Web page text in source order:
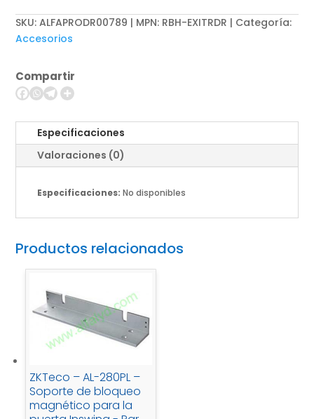
EXITRDR
-
Exit
INT-
UNC
SKU:ALFAPRODR00789 | MPN: RBH-EXITRDR
Categoría:
Accesorios
Compartir
Especificaciones
Valoraciones (0)
Especificaciones: No disponibles
Productos relacionados
ZKTeco – AL-280PL –
Soporte de bloqueo
magnético para la